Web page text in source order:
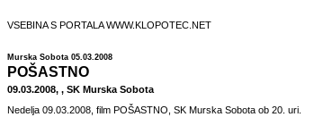
VSEBINA S PORTALA WWW.KLOPOTEC.NET
Murska Sobota 05.03.2008
POŠASTNO
09.03.2008, , SK Murska Sobota
Nedelja 09.03.2008, film POŠASTNO, SK Murska Sobota ob 20. uri.